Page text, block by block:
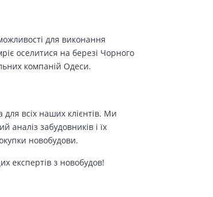
для виконання
оселитися на березі Чорного
компаній Одеси.
всіх наших клієнтів. Ми
забудовників і їх
новобудови.
експертів з новобудов!